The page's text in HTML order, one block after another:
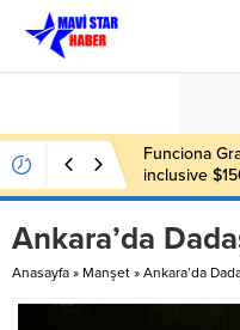
Funciona
inclusive
sin
Ankara’da
Anasayfa » Manşet » Ankara’da